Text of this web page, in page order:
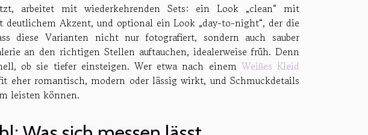
arbeitet mit wiederkehrenden Sets: ein Look „clean“ mit
Akzent, und optional ein Look „day-to-night“, der die
diese Varianten nicht nur fotografiert, sondern auch sauber
an den richtigen Stellen auftauchen, idealerweise früh. Denn
ob sie tiefer einsteigen. Wer etwa nach einem Weißes Kleid
eher romantisch, modern oder lässig wirkt, und Schmuckdetails
leisten können.